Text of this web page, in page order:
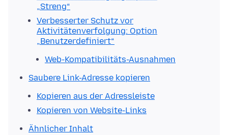
„Streng“
Verbesserter Schutz vor
Aktivitätenverfolgung: Option
„Benutzerdefiniert“
Web-Kompatibilitäts-Ausnahmen
Saubere Link-Adresse kopieren
Kopieren aus der Adressleiste
Kopieren von Website-Links
Ähnlicher Inhalt